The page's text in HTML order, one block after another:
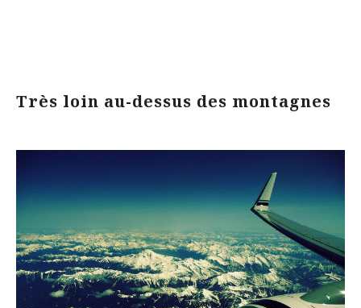
Très loin au-dessus des montagnes